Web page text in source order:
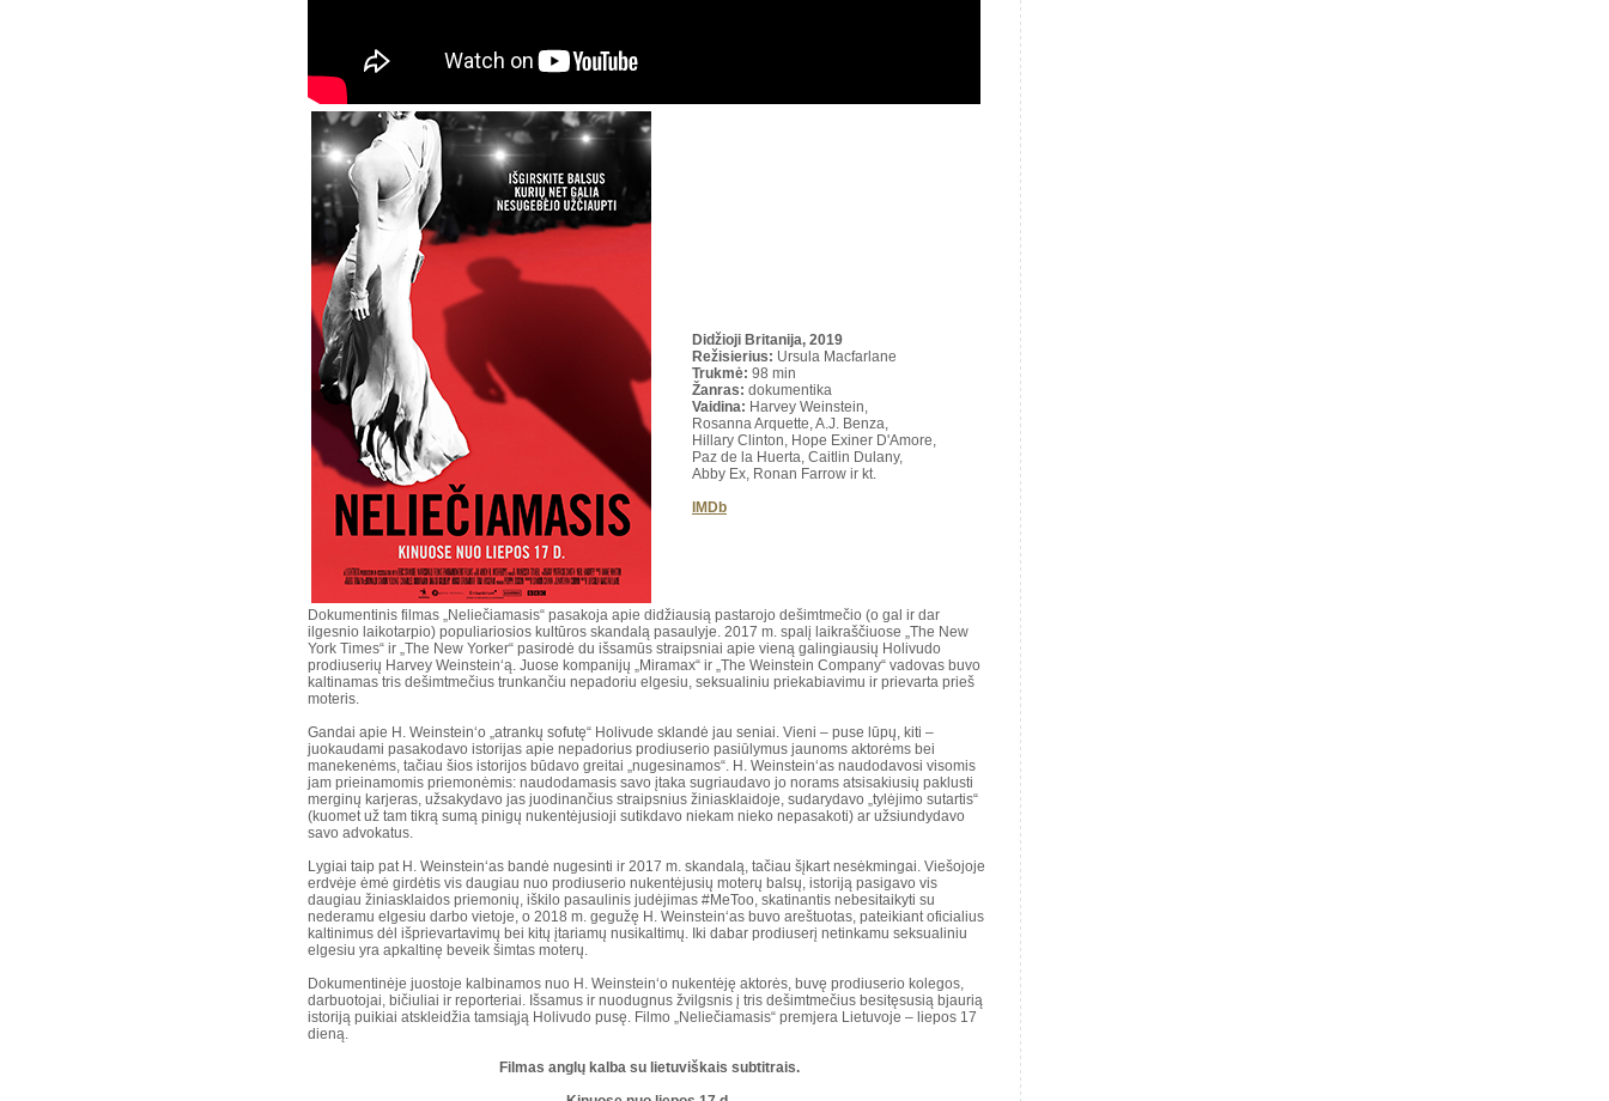
Didžioji Britanija, 2019
Režisierius: Ursula Macfarlane
Trukmė: 98 min
Žanras: dokumentika
Vaidina: Harvey Weinstein,
Rosanna Arquette, A.J. Benza,
Hillary Clinton, Hope Exiner D'Amore,
Paz de la Huerta, Caitlin Dulany,
Abby Ex, Ronan Farrow ir kt.
IMDb
Dokumentinis filmas „Neliečiamasis“ pasakoja apie didžiausią pastarojo dešimtmečio (o gal ir dar
ilgesnio laikotarpio) populiariosios kultūros skandalą pasaulyje. 2017 m. spalį laikraščiuose „The New
York Times“ ir „The New Yorker“ pasirodė du išsamūs straipsniai apie vieną galingiausių Holivudo
prodiuserių Harvey Weinstein‘ą. Juose kompanijų „Miramax“ ir „The Weinstein Company“ vadovas buvo
kaltinamas tris dešimtmečius trunkančiu nepadoriu elgesiu, seksualiniu priekabiavimu ir prievarta prieš
moteris.
Gandai apie H. Weinstein‘o „atrankų sofutę“ Holivude sklandė jau seniai. Vieni – puse lūpų, kiti –
juokaudami pasakodavo istorijas apie nepadorius prodiuserio pasiūlymus jaunoms aktorėms bei
manekenėms, tačiau šios istorijos būdavo greitai „nugesinamos“. H. Weinstein‘as naudodavosi visomis
jam prieinamomis priemonėmis: naudodamasis savo įtaka sugriaudavo jo norams atsisakiusių paklusti
merginų karjeras, užsakydavo jas juodinančius straipsnius žiniasklaidoje, sudarydavo „tylėjimo sutartis“
(kuomet už tam tikrą sumą pinigų nukentėjusioji sutikdavo niekam nieko nepasakoti) ar užsiundydavo
savo advokatus.
Lygiai taip pat H. Weinstein‘as bandė nugesinti ir 2017 m. skandalą, tačiau šįkart nesėkmingai. Viešojoje
erdvėje ėmė girdėtis vis daugiau nuo prodiuserio nukentėjusių moterų balsų, istoriją pasigavo vis
daugiau žiniasklaidos priemonių, iškilo pasaulinis judėjimas #MeToo, skatinantis nebesitaikyti su
nederamu elgesiu darbo vietoje, o 2018 m. gegužę H. Weinstein‘as buvo areštuotas, pateikiant oficialius
kaltinimus dėl išprievartavimų bei kitų įtariamų nusikaltimų. Iki dabar prodiuserį netinkamu seksualiniu
elgesiu yra apkaltinę beveik šimtas moterų.
Dokumentinėje juostoje kalbinamos nuo H. Weinstein‘o nukentėję aktorės, buvę prodiuserio kolegos,
darbuotojai, bičiuliai ir reporteriai. Išsamus ir nuodugnus žvilgsnis į tris dešimtmečius besitęsusią bjaurią
istoriją puikiai atskleidžia tamsiąją Holivudo pusę. Filmo „Neliečiamasis“ premjera Lietuvoje – liepos 17
dieną.
Filmas anglų kalba su lietuviškais subtitrais.